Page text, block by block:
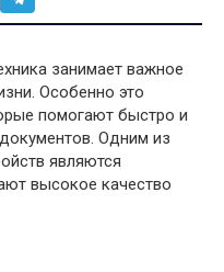
занимает важное
Особенно это
помогают быстро и
Одним из
являются
высокое качество